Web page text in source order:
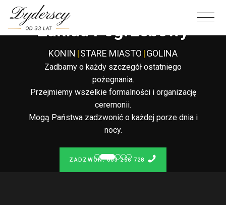
Całodobowy
Zakład Pogrzebowy
KONIN |STARE MIASTO |GOLINA
Zadbamy o każdy szczegół ostatniego
pożegnania.
Przejmiemy wszelkie formalności i organizację
ceremonii.
Mogą Państwa zadzwonić o każdej porze dnia i
nocy.
ZADZWOŃ: 603 256 728